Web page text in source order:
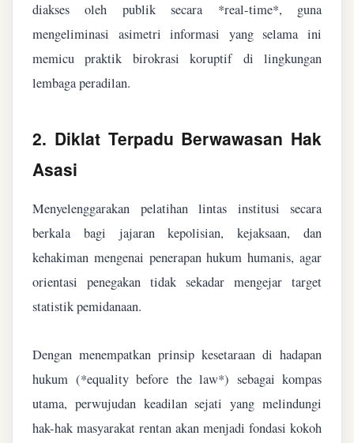
diakses oleh publik secara *real-time*, guna
mengeliminasi asimetri informasi yang selama ini
memicu praktik birokrasi koruptif di lingkungan
lembaga peradilan.
2. Diklat Terpadu Berwawasan Hak
Asasi
Menyelenggarakan pelatihan lintas institusi secara
berkala bagi jajaran kepolisian, kejaksaan, dan
kehakiman mengenai penerapan hukum humanis, agar
orientasi penegakan tidak sekadar mengejar target
statistik pemidanaan.
Dengan menempatkan prinsip kesetaraan di hadapan
hukum (*equality before the law*) sebagai kompas
utama, perwujudan keadilan sejati yang melindungi
hak-hak masyarakat rentan akan menjadi fondasi kokoh